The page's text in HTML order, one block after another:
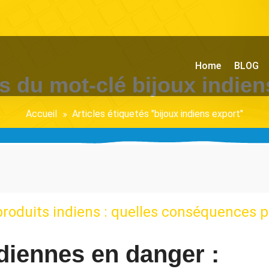
Home BLOG
du mot-clé bijoux
Accueil Articles étiquetés "bijoux indiens export"
indiens : quelles conséquences p
en danger :